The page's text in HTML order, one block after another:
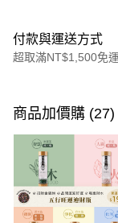
付款與運送方式
超取滿NT$1,500免運
信用卡一次付款
LINE Pay
Apple Pay
街口支付
商品加價購 (27)